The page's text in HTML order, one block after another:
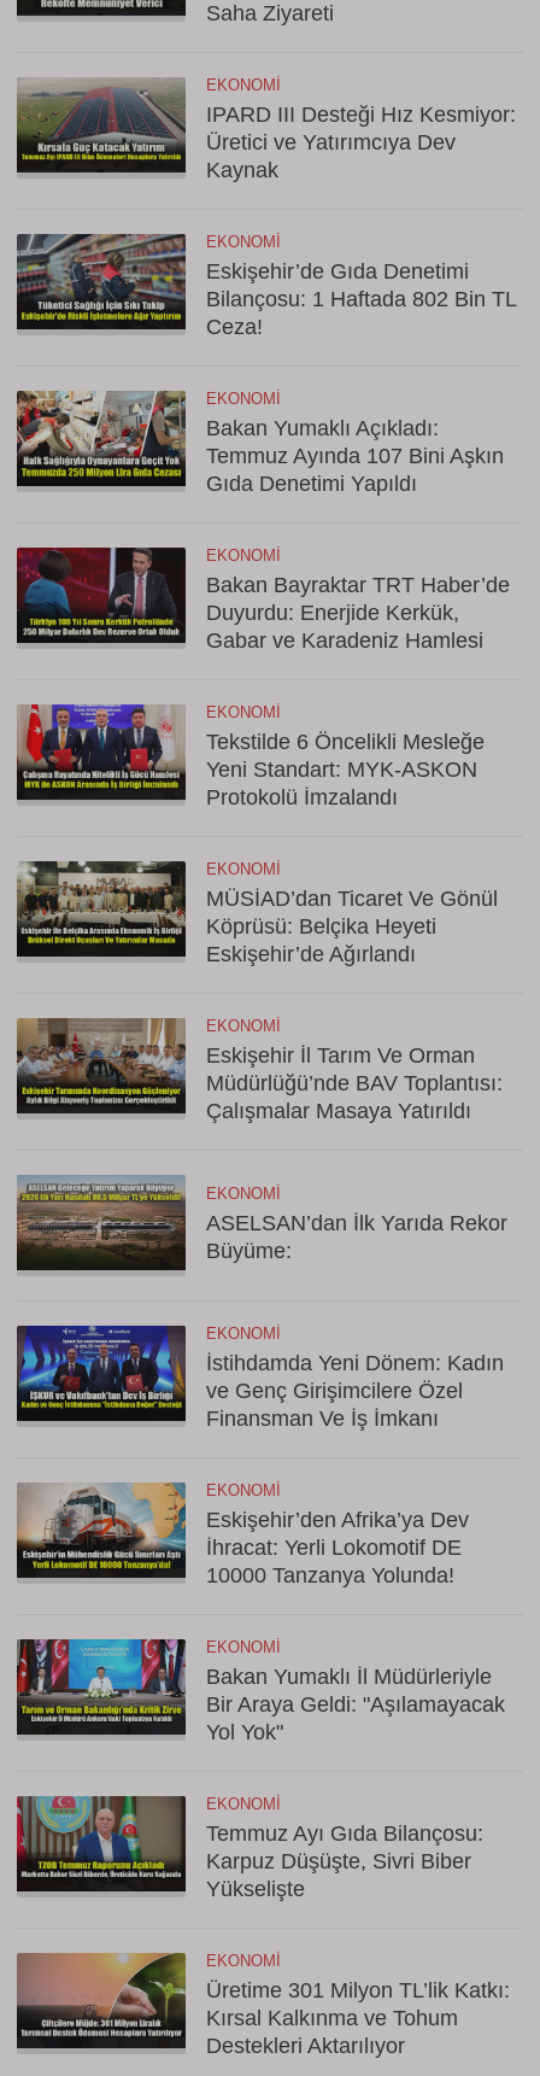
Saha Ziyareti
EKONOMI
IPARD III Desteği Hız Kesmiyor:
Üretici ve Yatırımcıya Dev
Kaynak
EKONOMI
Eskişehir’de Gıda Denetimi
Bilançosu: 1 Haftada 802 Bin TL
Ceza!
EKONOMI
Bakan Yumaklı Açıkladı:
Temmuz Ayında 107 Bini Aşkın
Gıda Denetimi Yapıldı
EKONOMI
Bakan Bayraktar TRT Haber’de
Duyurdu: Enerjide Kerkük,
Gabar ve Karadeniz Hamlesi
EKONOMI
Tekstilde 6 Öncelikli Mesleğe
Yeni Standart: MYK-ASKON
Protokolü İmzalandı
EKONOMI
MÜSİAD’dan Ticaret Ve Gönül
Köprüsü: Belçika Heyeti
Eskişehir’de Ağırlandı
EKONOMI
Eskişehir İl Tarım Ve Orman
Müdürlüğü’nde BAV Toplantısı:
Çalışmalar Masaya Yatırıldı
EKONOMI
ASELSAN’dan İlk Yarıda Rekor
Büyüme:
EKONOMI
İstihdamda Yeni Dönem: Kadın
ve Genç Girişimcilere Özel
Finansman Ve İş İmkanı
EKONOMI
Eskişehir’den Afrika’ya Dev
İhracat: Yerli Lokomotif DE
10000 Tanzanya Yolunda!
EKONOMI
Bakan Yumaklı İl Müdürleriyle
Bir Araya Geldi: "Aşılamayacak
Yol Yok"
EKONOMI
Temmuz Ayı Gıda Bilançosu:
Karpuz Düşüşte, Sivri Biber
Yükselişte
EKONOMI
Üretime 301 Milyon TL’lik Katkı:
Kırsal Kalkınma ve Tohum
Destekleri Aktarılıyor